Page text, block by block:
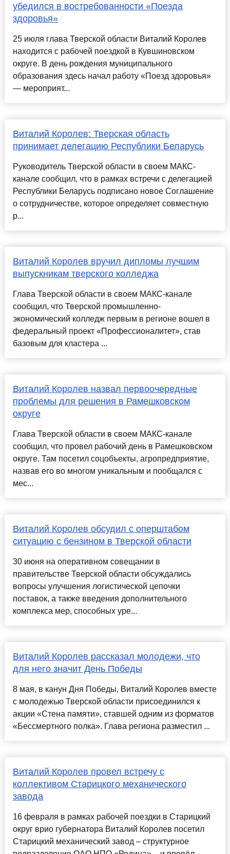
убедился в востребованности «Поезда
здоровья»
25 июля глава Тверской области Виталий Королев
находится с рабочей поездкой в Кувшиновском
округе. В день рождения муниципального
образования здесь начал работу «Поезд здоровья»
— мероприят...
Виталий Королев: Тверская область
принимает делегацию Республики Беларусь
Руководитель Тверской области в своем МАКС-
канале сообщил, что в рамках встречи с делегацией
Республики Беларусь подписано новое Соглашение
о сотрудничестве, которое определяет совместную
р...
Виталий Королев вручил дипломы лучшим
выпускникам тверского колледжа
Глава Тверской области в своем МАКС-канале
сообщил, что Тверской промышленно-
экономический колледж первым в регионе вошел в
федеральный проект «Профессионалитет», став
базовым для кластера ...
Виталий Королев назвал первоочередные
проблемы для решения в Рамешковском
округе
Глава Тверской области в своем МАКС-канале
сообщил, что провел рабочий день в Рамешковском
округе. Там посетил соцобъекты, агропредприятие,
назвав его во многом уникальным и пообщался с
мес...
Виталий Королев обсудил с оперштабом
ситуацию с бензином в Тверской области
30 июня на оперативном совещании в
правительстве Тверской области обсуждались
вопросы улучшения логистической цепочки
поставок, а также введения дополнительного
комплекса мер, способных уре...
Виталий Королев рассказал молодежи, что
для него значит День Победы
8 мая, в канун Дня Победы, Виталий Королев вместе
с молодежью Тверской области присоединился к
акции «Стена памяти», ставшей одним из форматов
«Бессмертного полка». Глава региона разместил ...
Виталий Королев провел встречу с
коллективом Старицкого механического
завода
16 февраля в рамках рабочей поездки в Старицкий
округ врио губернатора Виталий Королев посетил
Старицкий механический завод – структурное